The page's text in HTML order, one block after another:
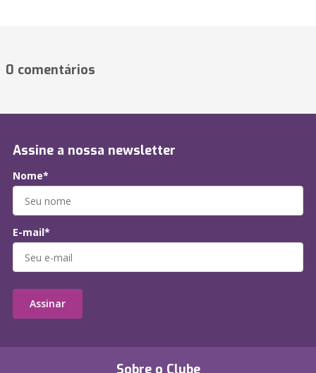
0 comentários
Assine a nossa newsletter
Nome*
E-mail*
Assinar